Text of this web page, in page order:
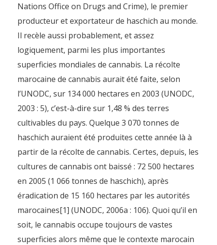
Nations Office on Drugs and Crime), le premier
producteur et exportateur de haschich au monde.
Il recèle aussi probablement, et assez
logiquement, parmi les plus importantes
superficies mondiales de cannabis. La récolte
marocaine de cannabis aurait été faite, selon
l’UNODC, sur 134 000 hectares en 2003 (UNODC,
2003 : 5), c’est-à-dire sur 1,48 % des terres
cultivables du pays. Quelque 3 070 tonnes de
haschich auraient été produites cette année là à
partir de la récolte de cannabis. Certes, depuis, les
cultures de cannabis ont baissé : 72 500 hectares
en 2005 (1 066 tonnes de haschich), après
éradication de 15 160 hectares par les autorités
marocaines[1] (UNODC, 2006a : 106). Quoi qu’il en
soit, le cannabis occupe toujours de vastes
superficies alors même que le contexte marocain